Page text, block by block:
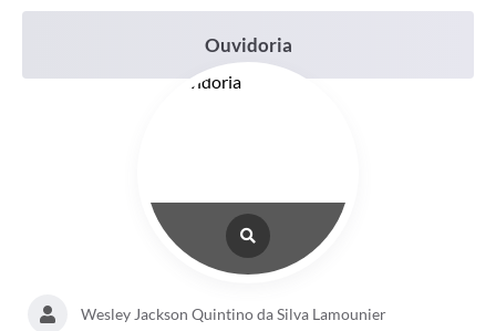
Conselhos Municipais
Lei Paulo Gustavo
Ouvidoria
Wesley Jackson Quintino da Silva Lamounier